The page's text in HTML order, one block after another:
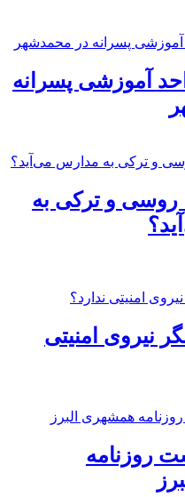
آموزشی پسرانه
روسی و ترکی به
نیروی امنیتی
روزنامه‌